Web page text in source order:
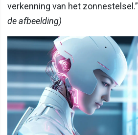
verkenning van het zonnestelsel.”
de afbeelding)